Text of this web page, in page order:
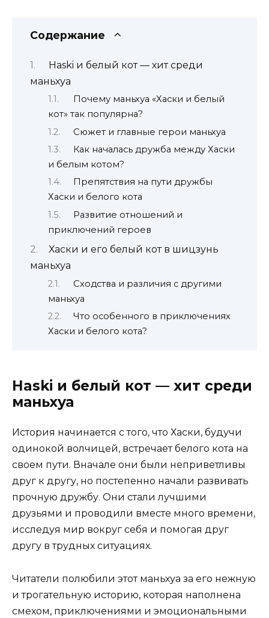
Содержание
Haski и белый кот — хит среди
маньхуа
Почему маньхуа «Хаски и белый
кот» так популярна?
Сюжет и главные герои маньхуа
Как началась дружба между Хаски
и белым котом?
Препятствия на пути дружбы
Хаски и белого кота
Развитие отношений и
приключений героев
Хаски и его белый кот в шицзунь
маньхуа
Сходства и различия с другими
маньхуа
Что особенного в приключениях
Хаски и белого кота?
Haski и белый кот — хит среди
маньхуа
История начинается с того, что Хаски, будучи
одинокой волчицей, встречает белого кота на
своем пути. Вначале они были неприветливы
друг к другу, но постепенно начали развивать
прочную дружбу. Они стали лучшими
друзьями и проводили вместе много времени,
исследуя мир вокруг себя и помогая друг
другу в трудных ситуациях.
Читатели полюбили этот маньхуа за его нежную
и трогательную историю, которая наполнена
смехом, приключениями и эмоциональными